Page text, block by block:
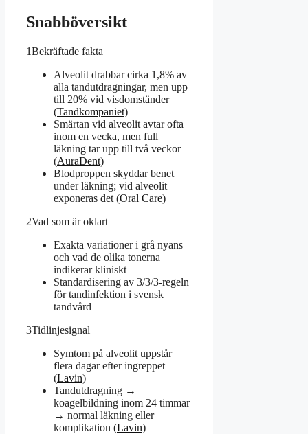
Snabböversikt
1Bekräftade fakta
Alveolit drabbar cirka 1,8% av
alla tandutdragningar, men upp
till 20% vid visdomständer
(Tandkompaniet)
Smärtan vid alveolit avtar ofta
inom en vecka, men full
läkning tar upp till två veckor
(AuraDent)
Blodproppen skyddar benet
under läkning; vid alveolit
exponeras det (Oral Care)
2Vad som är oklart
Exakta variationer i grå nyans
och vad de olika tonerna
indikerar kliniskt
Standardisering av 3/3/3-regeln
för tandinfektion i svensk
tandvård
3Tidlinjesignal
Symtom på alveolit uppstår
flera dagar efter ingreppet
(Lavin)
Tandutdragning →
koagelbildning inom 24 timmar
→ normal läkning eller
komplikation (Lavin)